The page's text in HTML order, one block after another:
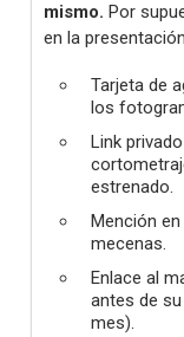
mismo. Por
en la
Tarjeta de
los
Link
estrenado.
Mención
mecenas.
Enlace al
antes de
mes).